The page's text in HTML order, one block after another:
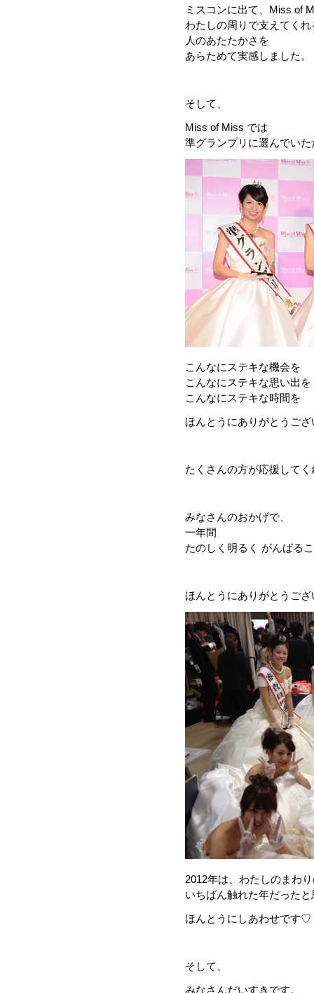
ミスコンに出て、Miss of
わたしの周りで支えてく
人のあたたかさを
あらためて実感しました。
そして、
Miss of Miss では
準グランプリに選んでい
こんなにステキな機会を
こんなにステキな思い出を
こんなにステキな時間を
ほんとうにありがとうご
たくさんの方が応援して
みなさんのおかげで、
一年間
たのしく明るく がんばる
ほんとうにありがとうござ
2012年は、わたしのまわ
いちばん触れた年だった
ほんとうにしあわせです♡
そして、
みなさんだいすきです。